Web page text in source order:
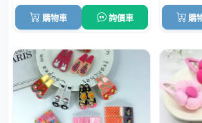
購物車 詢價車 購